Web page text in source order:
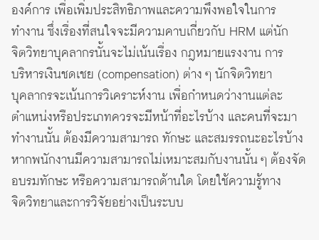
องค์การ เพื่อเพิ่มประสิทธิภาพและความพึงพอใจในการ
ทำงาน ซึ่งเรื่องที่สนใจจะมีความคาบเกี่ยวกับ HRM แต่นัก
จิตวิทยาบุคลากรนั้นจะไม่เน้นเรื่อง กฎหมายแรงงาน การ
บริหารเงินชดเชย (compensation) ต่าง ๆ นักจิตวิทยา
บุคลากรจะเน้นการวิเคราะห์งาน เพื่อกำหนดว่างานแต่ละ
ตำแหน่งหรือประเภทควรจะมีหน้าที่อะไรบ้าง และคนที่จะมา
ทำงานนั้น ต้องมีความสามารถ ทักษะ และสมรรถนะอะไรบ้าง
หากพนักงานมีความสามารถไม่เหมาะสมกับงานนั้น ๆ ต้องจัด
อบรมทักษะ หรือความสามารถด้านใด โดยใช้ความรู้ทาง
จิตวิทยาและการวิจัยอย่างเป็นระบบ